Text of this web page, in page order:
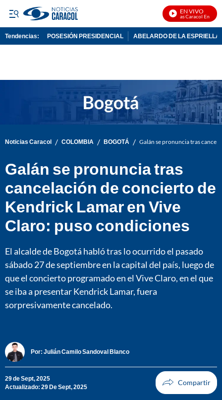
EN VIVO
Noticias Caracol En Vivo
Tendencias: POSESIÓN PRESIDENCIAL ABELARDO DE LA ESPRIELLA
Noticias Caracol / COLOMBIA / BOGOTÁ / Galán se pronuncia tras
Galán se pronuncia tras
cancelación de concierto de
Kendrick Lamar en Vive
Claro: puso condiciones
El alcalde de Bogotá habló tras lo ocurrido el pasado
sábado 27 de septiembre en la capital del país, luego de
que el concierto programado en el Vive Claro, en el que
se iba a presentar Kendrick Lamar, fuera
sorpresivamente cancelado.
Por: Julián Camilo Sandoval Blanco
29 de Sept, 2025
Actualizado: 29 De Sept, 2025